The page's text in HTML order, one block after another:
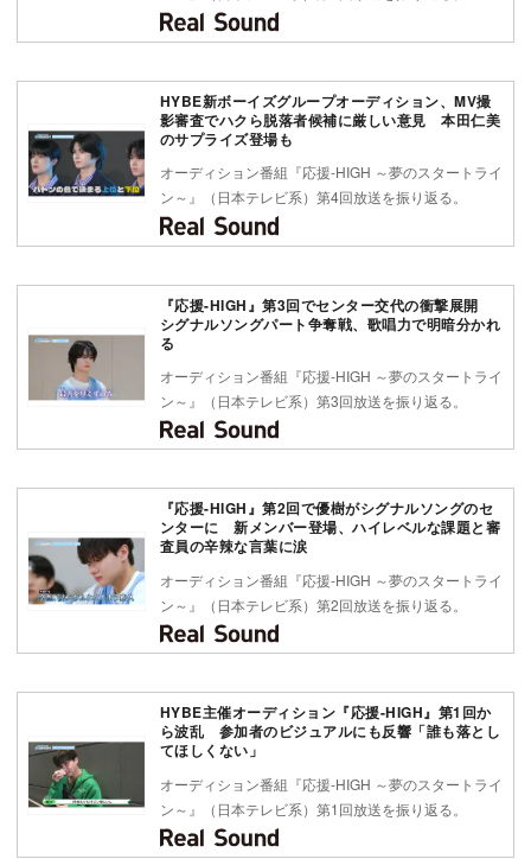
HYBE新ボーイズグループオーディション、MV撮
影審査でハクら脱落者候補に厳しい意見 本田仁美
のサプライズ登場も
オーディション番組『応援-HIGH ～夢のスタートライ
ン～』（日本テレビ系）第4回放送を振り返る。
『応援-HIGH』第3回でセンター交代の衝撃展開
シグナルソングパート争奪戦、歌唱力で明暗分かれ
る
オーディション番組『応援-HIGH ～夢のスタートライ
ン～』（日本テレビ系）第3回放送を振り返る。
『応援-HIGH』第2回で優樹がシグナルソングのセ
ンターに 新メンバー登場、ハイレベルな課題と審
査員の辛辣な言葉に涙
オーディション番組『応援-HIGH ～夢のスタートライ
ン～』（日本テレビ系）第2回放送を振り返る。
HYBE主催オーディション『応援-HIGH』第1回か
ら波乱 参加者のビジュアルにも反響「誰も落とし
てほしくない」
オーディション番組『応援-HIGH ～夢のスタートライ
ン～』（日本テレビ系）第1回放送を振り返る。